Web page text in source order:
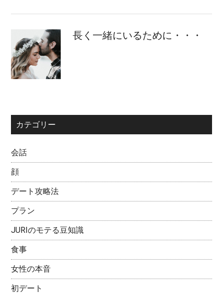
長く一緒にいるために・・・
カテゴリー
会話
顔
デート攻略法
プラン
JURIのモテる豆知識
食事
女性の本音
初デート